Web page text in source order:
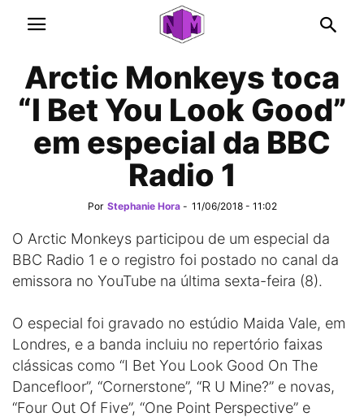
Arctic Monkeys toca
“I Bet You Look Good”
em especial da BBC
Radio 1
Por Stephanie Hora - 11/06/2018 - 11:02
O Arctic Monkeys participou de um especial da
BBC Radio 1 e o registro foi postado no canal da
emissora no YouTube na última sexta-feira (8).
O especial foi gravado no estúdio Maida Vale, em
Londres, e a banda incluiu no repertório faixas
clássicas como “I Bet You Look Good On The
Dancefloor”, “Cornerstone”, “R U Mine?” e novas,
“Four Out Of Five”, “One Point Perspective” e